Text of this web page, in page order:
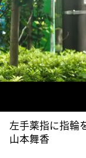
左手薬指に指輪
山本舞香